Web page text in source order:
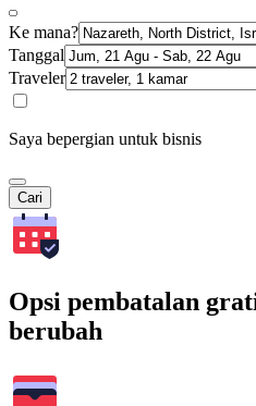
Ke mana?
Tanggal
Traveler
Saya bepergian untuk bisnis
Cari
Opsi pembatalan
berubah